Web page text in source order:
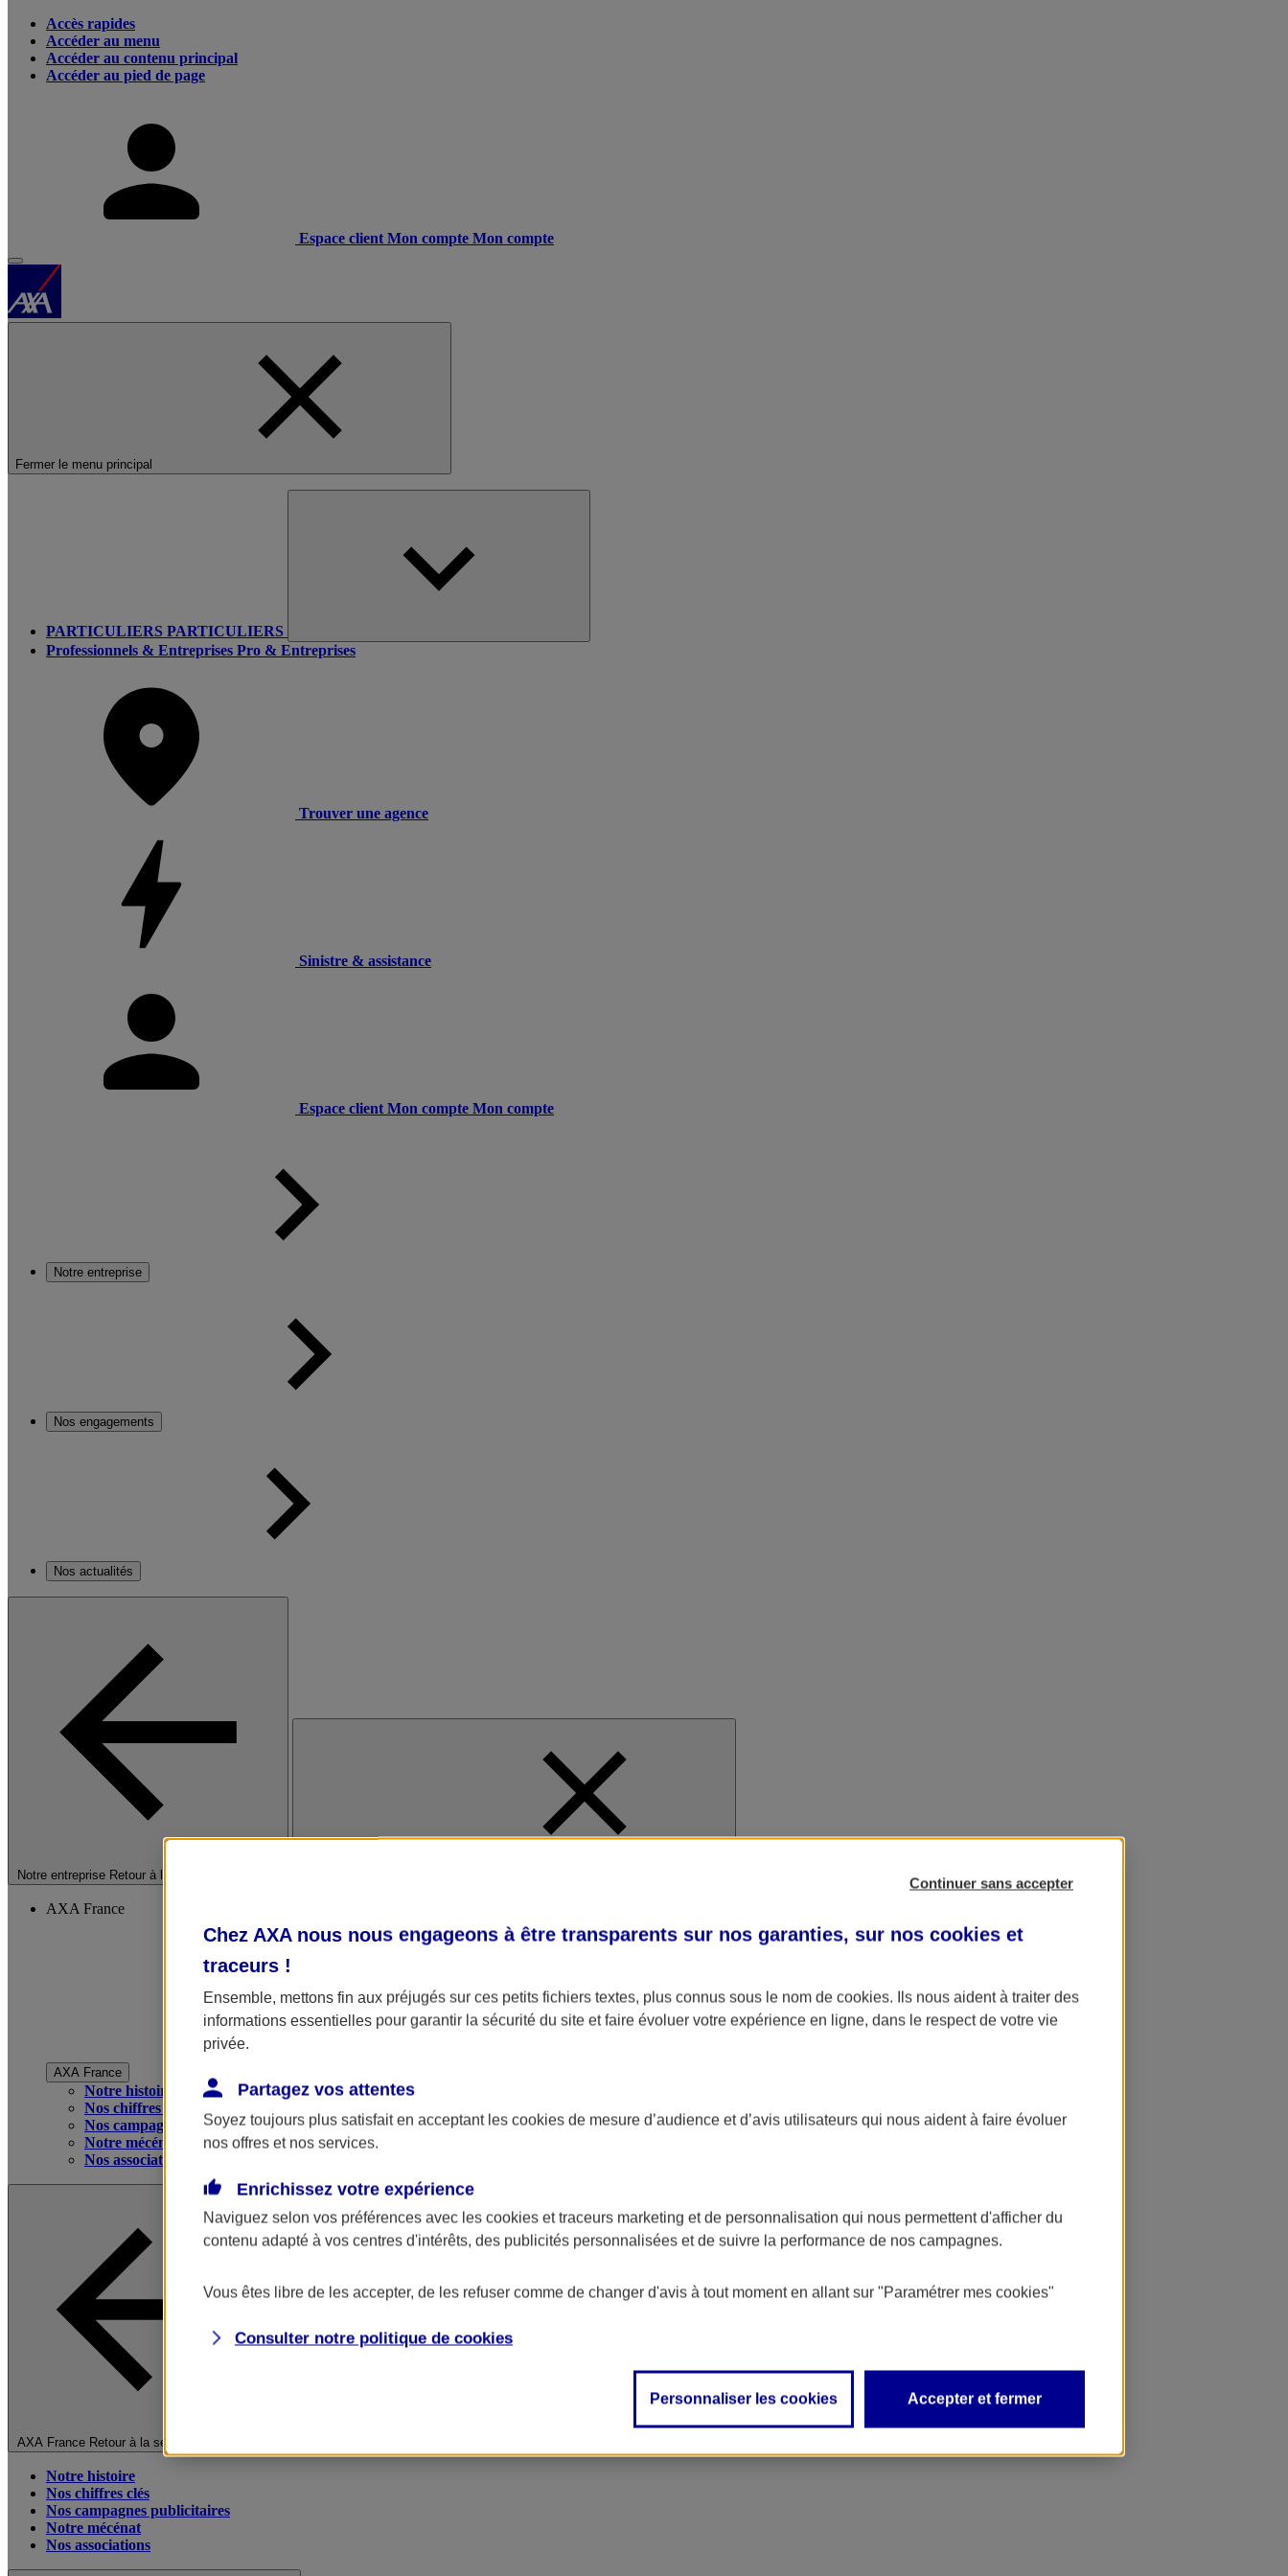
Accès rapides
Accéder au menu
Accéder au contenu principal
Accéder au pied de page
Espace client Mon compte Mon compte
Fermer le menu principal
PARTICULIERS PARTICULIERS
Professionnels & Entreprises Pro & Entreprises
Trouver une agence
Sinistre & assistance
Espace client Mon compte Mon compte
Notre entreprise
Nos engagements
Nos actualités
Notre entreprise Retour à la section précédente
AXA France
AXA France
Notre histoire
Nos chiffres clés
Nos campagnes publicitaires
Notre mécénat
Nos associations
AXA France Retour à la section précédente
Notre histoire
Nos chiffres clés
Nos campagnes publicitaires
Notre mécénat
Nos associations
Continuer sans accepter
Chez AXA nous nous engageons à être transparents sur nos garanties, sur nos cookies et
traceurs !
Ensemble, mettons fin aux préjugés sur ces petits fichiers textes, plus connus sous le nom de cookies. Ils nous aident à traiter des
informations essentielles pour garantir la sécurité du site et faire évoluer votre expérience en ligne, dans le respect de votre vie
privée.
Partagez vos attentes
Soyez toujours plus satisfait en acceptant les cookies de mesure d’audience et d’avis utilisateurs qui nous aident à faire évoluer
nos offres et nos services.
Enrichissez votre expérience
Naviguez selon vos préférences avec les cookies et traceurs marketing et de personnalisation qui nous permettent d'afficher du
contenu adapté à vos centres d'intérêts, des publicités personnalisées et de suivre la performance de nos campagnes.
Vous êtes libre de les accepter, de les refuser comme de changer d'avis à tout moment en allant sur "Paramétrer mes cookies"
Consulter notre politique de cookies
Personnaliser les cookies Accepter et fermer